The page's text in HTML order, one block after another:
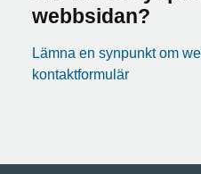
webbsidan?
Lämna en synpunkt om
kontaktformulär